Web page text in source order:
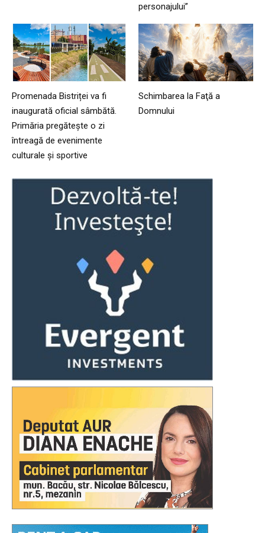
personajului”
Promenada Bistriței va fi
inaugurată oficial sâmbătă.
Primăria pregătește o zi
întreagă de evenimente
culturale și sportive
Schimbarea la Faţă a
Domnului